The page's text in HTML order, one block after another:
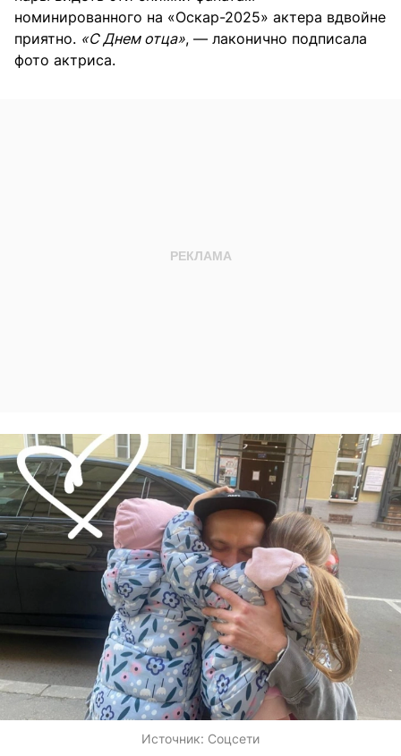
номинированного на «Оскар-2025» актера вдвойне
приятно. «С Днем отца», — лаконично подписала
фото актриса.
Источник: Соцсети